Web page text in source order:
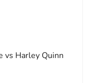
vs Harley Quinn